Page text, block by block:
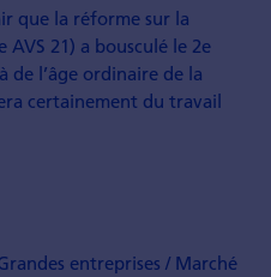
que la réforme sur la
21) a bousculé le 2e
de l’âge ordinaire de la
certainement du travail
entreprises / Marché